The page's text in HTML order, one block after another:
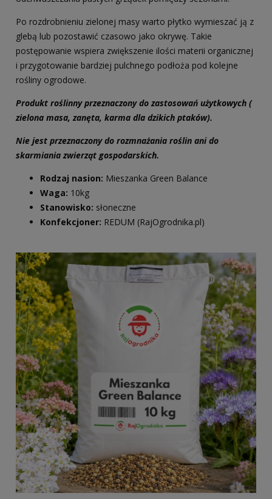
Po rozdrobnieniu zielonej masy warto płytko wymieszać ją z
glebą lub pozostawić czasowo jako okrywę. Takie
postępowanie wspiera zwiększenie ilości materii organicznej
i przygotowanie bardziej pulchnego podłoża pod kolejne
rośliny ogrodowe.
Produkt roślinny przeznaczony do zastosowań użytkowych (
zielona masa, zanęta, karma dla dzikich ptaków).
Nie jest przeznaczony do rozmnażania roślin ani do
skarmiania zwierząt gospodarskich.
Rodzaj nasion: Mieszanka Green Balance
Waga: 10kg
Stanowisko: słoneczne
Konfekcjoner: REDUM (RajOgrodnika.pl)